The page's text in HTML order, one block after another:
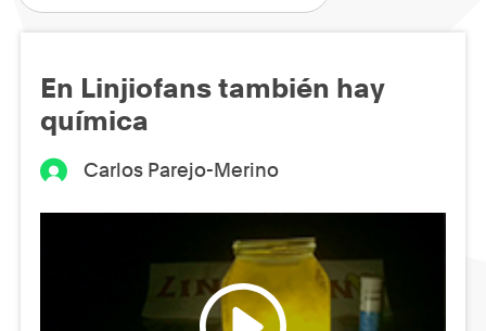
En Linjiofans también hay
química
Carlos Parejo-Merino